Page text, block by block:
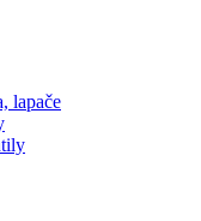
lapače